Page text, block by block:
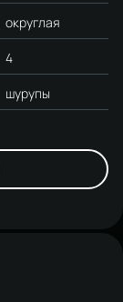
округлая
4
шурупы